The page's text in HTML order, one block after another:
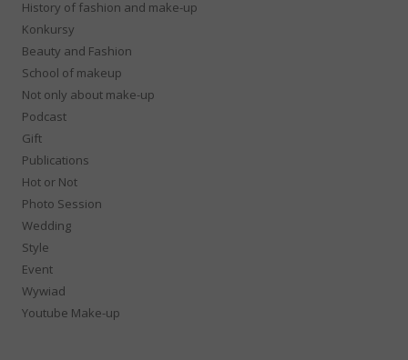
History of fashion and make-up
Konkursy
Beauty and Fashion
School of makeup
Not only about make-up
Podcast
Gift
Publications
Hot or Not
Photo Session
Wedding
Style
Event
Wywiad
Youtube Make-up